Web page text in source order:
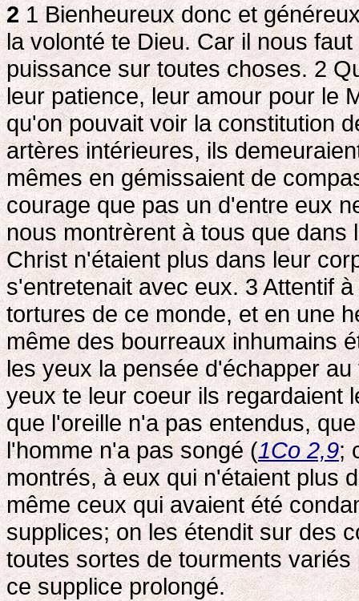
21 Bienheureux donc et
la volonté te Dieu. Car il nous
puissance sur toutes choses. 2
leur patience, leur amour pour le
qu'on pouvait voir la constitution
artères intérieures, ils
mêmes en gémissaient de
courage que pas un d'entre eux
nous montrèrent à tous que
Christ n'étaient plus dans leur
s'entretenait avec eux. 3Attentif à
tortures de ce monde, et en une
même des bourreaux inhumains
les yeux la pensée d'échapper
yeux te leur coeur ils regardaient
que l'oreille n'a pas entendus,
l'homme n'a pas songé (1Co 2,9;
montrés, à eux qui n'étaient plus
même ceux qui avaient été
supplices; on les étendit sur des
toutes sortes de tourments
ce supplice prolongé.